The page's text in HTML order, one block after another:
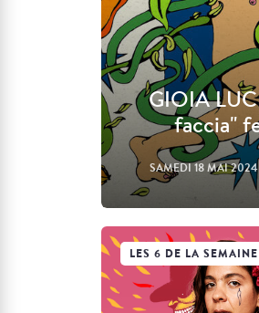
GIOIA
faccia"
SAMEDI 18 MAI 2024
LES 6 DE LA SEMAINE